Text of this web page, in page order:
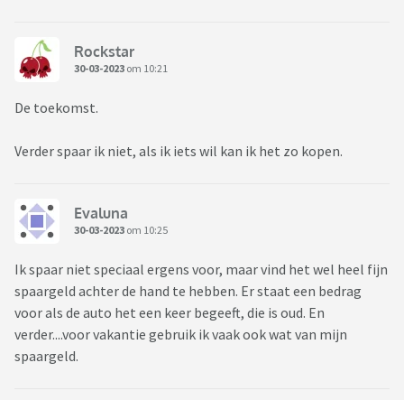
Rockstar
30-03-2023 om 10:21
De toekomst.
Verder spaar ik niet, als ik iets wil kan ik het zo kopen.
Evaluna
30-03-2023 om 10:25
Ik spaar niet speciaal ergens voor, maar vind het wel heel fijn
spaargeld achter de hand te hebben. Er staat een bedrag
voor als de auto het een keer begeeft, die is oud. En
verder....voor vakantie gebruik ik vaak ook wat van mijn
spaargeld.